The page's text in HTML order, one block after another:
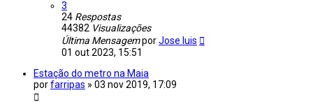
3
24 Respostas
44382 Visualizações
Última MensagemporJose luis
01 out 2023, 15:51
Estação do metro na Maia
porfarripas » 03 nov 2019, 17:09